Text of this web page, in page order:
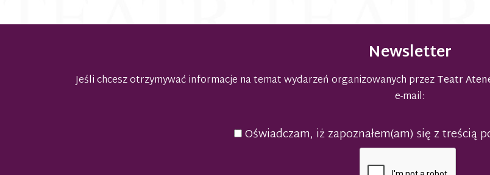
Newsletter
Jeśli chcesz otrzymywać informacje na temat wydarzeń organizowanych przezTeatr
e-mail:
Oświadczam, iż zapoznałem(am) się z treścią